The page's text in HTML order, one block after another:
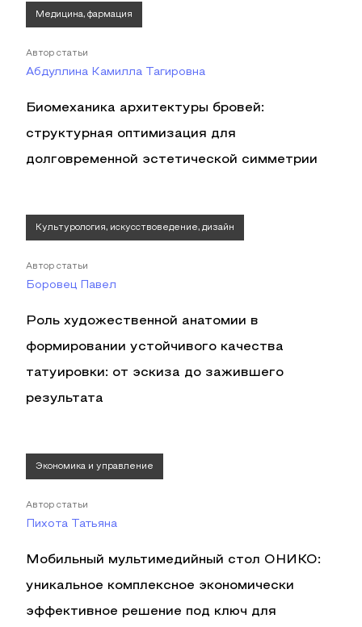
Медицина, фармация
Автор статьи
Абдуллина Камилла Тагировна
Биомеханика архитектуры бровей:
структурная оптимизация для
долговременной эстетической симметрии
Культурология, искусствоведение, дизайн
Автор статьи
Боровец Павел
Роль художественной анатомии в
формировании устойчивого качества
татуировки: от эскиза до зажившего
результата
Экономика и управление
Автор статьи
Пихота Татьяна
Мобильный мультимедийный стол ОНИКО:
уникальное комплексное экономически
эффективное решение под ключ для